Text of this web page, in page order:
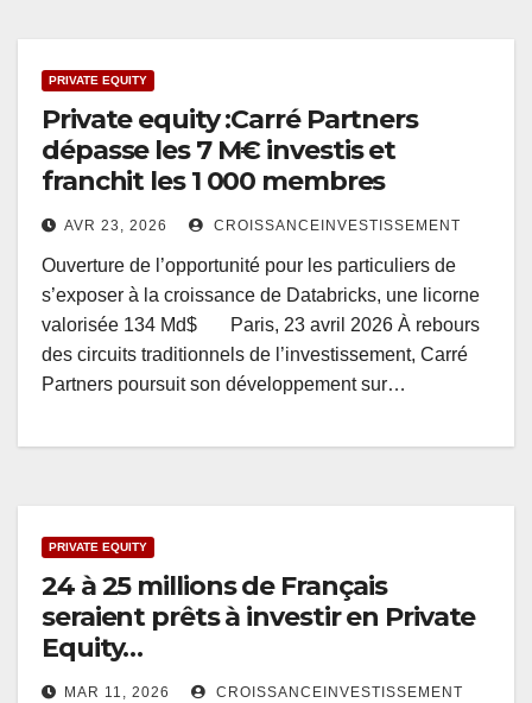
PRIVATE EQUITY
Private equity :Carré Partners
dépasse les 7 M€ investis et
franchit les 1 000 membres
AVR 23, 2026 CROISSANCEINVESTISSEMENT
Ouverture de l’opportunité pour les particuliers de
s’exposer à la croissance de Databricks, une licorne
valorisée 134 Md$ Paris, 23 avril 2026 À rebours
des circuits traditionnels de l’investissement, Carré
Partners poursuit son développement sur…
PRIVATE EQUITY
24 à 25 millions de Français
seraient prêts à investir en Private
Equity…
MAR 11, 2026 CROISSANCEINVESTISSEMENT